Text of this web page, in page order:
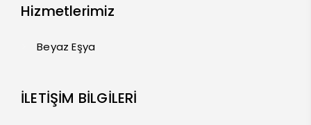
Hizmetlerimiz
Beyaz Eşya
İLETİŞİM BİLGİLERİ